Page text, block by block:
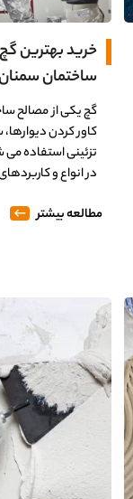
خرید بهترین
ساختمان
گچ یکی از مصالح
کاور کردن
تزئینی استفاده
در انواع و
مطالعه بیشتر